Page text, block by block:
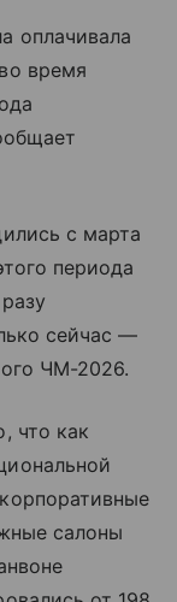
оплачивала
время
с марта
периода
сейчас —
ЧМ-2026.
что как
салоны